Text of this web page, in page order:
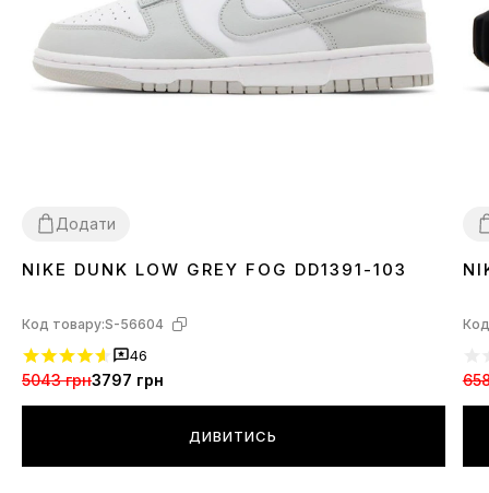
Додати
3637 383940 4142 43 44 45
NIKE DUNK LOW GREY FOG DD1391-103
Код товару:S-56604
46
5043 грн3797 грн
ДИВИТИСЬ